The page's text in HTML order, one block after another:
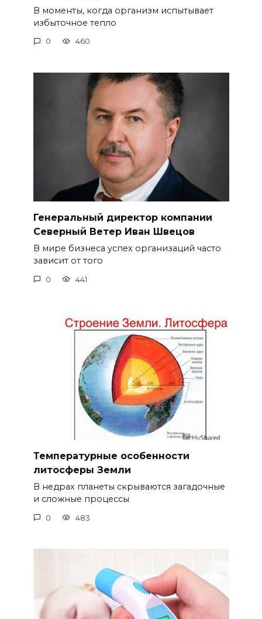
В моменты, когда организм испытывает
избыточное тепло
0 460
Генеральный директор компании
Северный Ветер Иван Швецов
В мире бизнеса успех организаций часто
зависит от того
0 441
Температурные особенности
литосферы Земли
В недрах планеты скрываются загадочные
и сложные процессы
0 483